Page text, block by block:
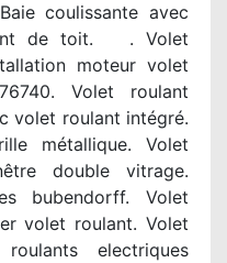
coulissante avec
de toit. . Volet
moteur volet
Volet roulant
volet roulant intégré.
métallique. Volet
double vitrage.
bubendorff. Volet
volet roulant. Volet
electriques